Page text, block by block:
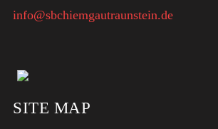
info@sbchiemgautraunstein.de
SITE MAP